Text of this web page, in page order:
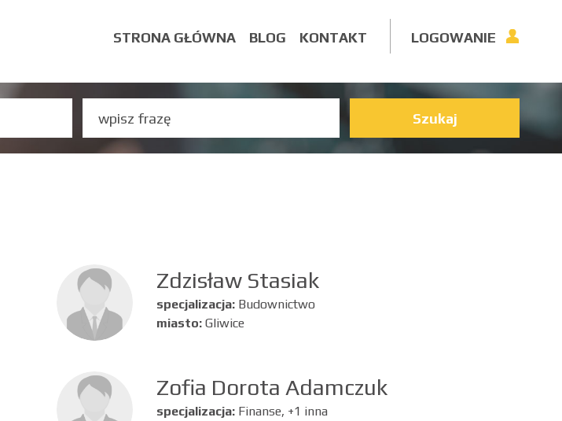
LOGOWANIE
STRONA GŁÓWNA BLOG KONTAKT
Szukaj
Zdzisław Stasiak
specjalizacja: Budownictwo
miasto:Gliwice
Zofia Dorota Adamczuk
specjalizacja: Finanse, +1 inna